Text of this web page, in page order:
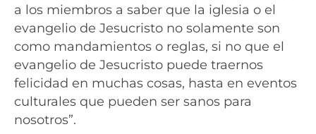
a los miembros a saber que la iglesia o el
evangelio de Jesucristo no solamente son
como mandamientos o reglas, si no que el
evangelio de Jesucristo puede traernos
felicidad en muchas cosas, hasta en eventos
culturales que pueden ser sanos para
nosotros”.